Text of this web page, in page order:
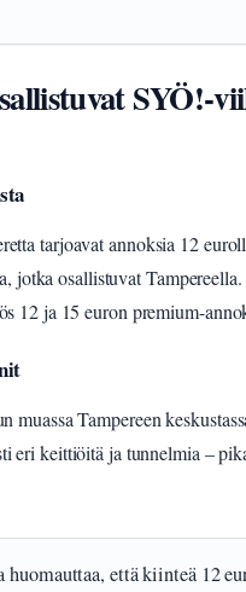
SYÖ!-
tarjoavat annoksia 12
jotka osallistuvat Tampereella.
12 ja 15 euron premium-
muassa Tampereen
eri keittiöitä ja tunnelmia –
että kiinteä 12